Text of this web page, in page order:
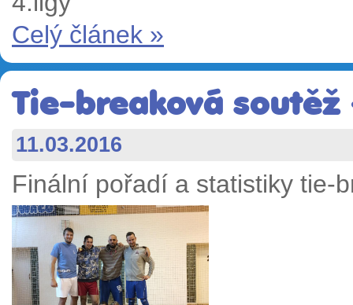
Celý článek »
Tie-breaková
11.03.2016
Finální pořadí a statistiky tie-